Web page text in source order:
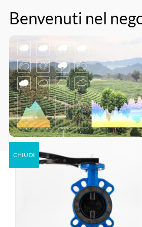
Per ulteriori informazioni contattaci a:
Ordina perOrdine predefinito